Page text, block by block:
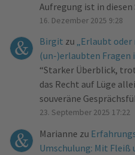
Aufregung ist in
16. Dezember 2025 9:28
Birgit zu „Erlaubt
(un-)erlaubten Fragen
“Starker Überblick,
das Recht auf Lüge
souveräne
23. September 2025 17:22
Marianne zu
Umschulung: Mit Fleiß